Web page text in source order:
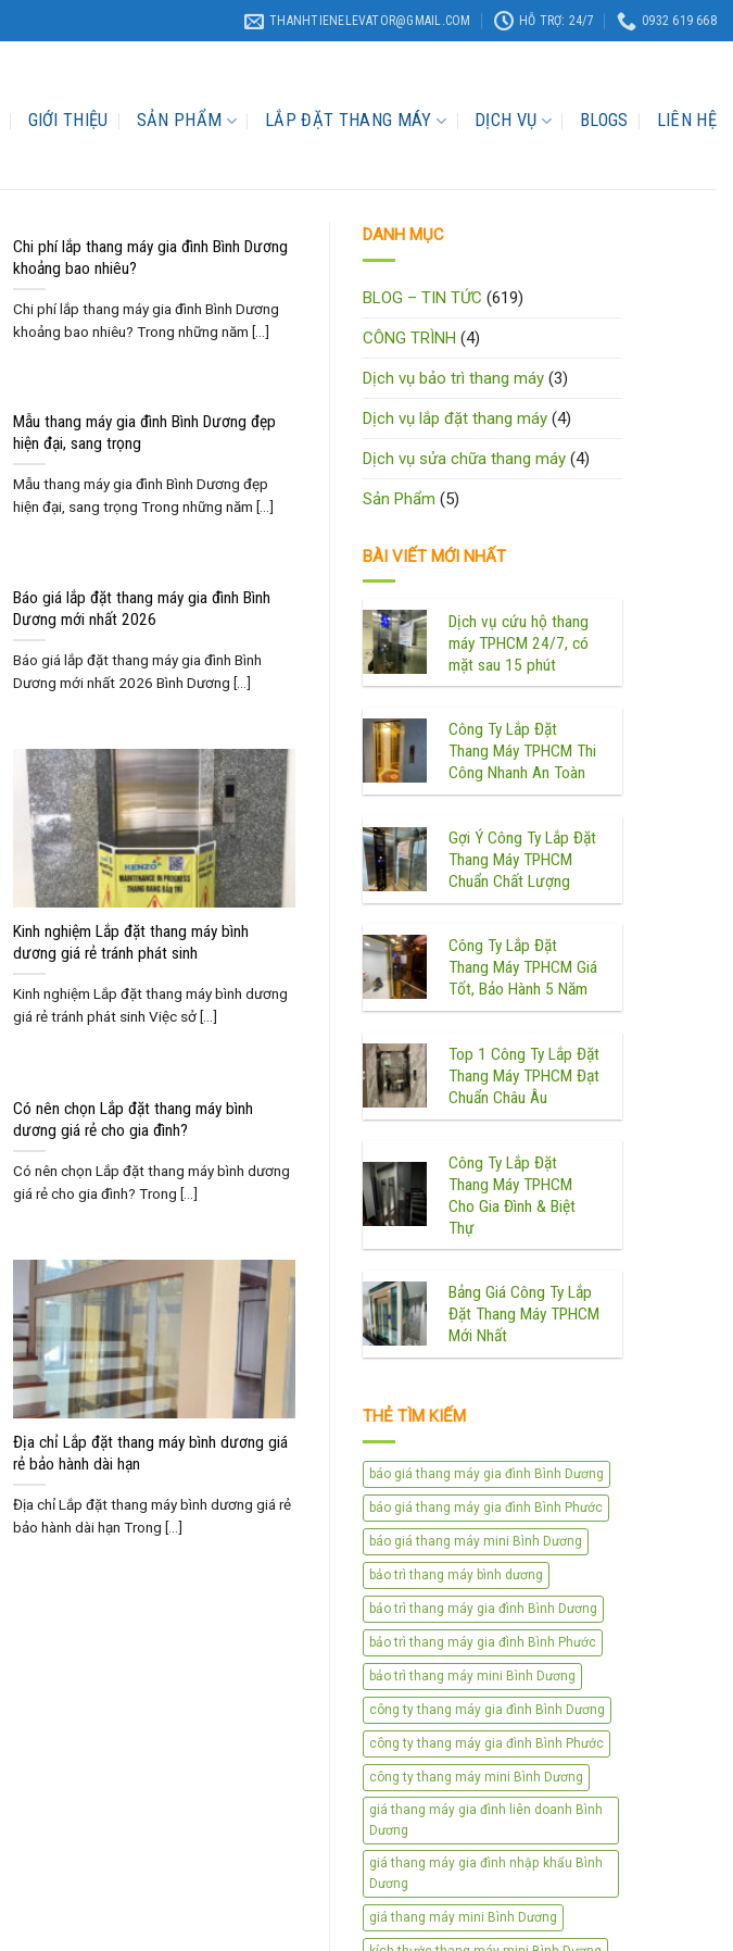
THANHTIENELEVATOR@GMAIL.COM HỖ TRỢ: 24/7 0932 619 668
GIỚI THIỆU SẢN PHẨM LẮP ĐẶT THANG MÁY DỊCH VỤ BLOGS LIÊN HỆ
Chi phí lắp thang máy gia đình Bình Dương
khoảng bao nhiêu?
Chi phí lắp thang máy gia đình Bình Dương
khoảng bao nhiêu? Trong những năm [...]
Mẫu thang máy gia đình Bình Dương đẹp
hiện đại, sang trọng
Mẫu thang máy gia đình Bình Dương đẹp
hiện đại, sang trọng Trong những năm [...]
Báo giá lắp đặt thang máy gia đình Bình
Dương mới nhất 2026
Báo giá lắp đặt thang máy gia đình Bình
Dương mới nhất 2026 Bình Dương [...]
Kinh nghiệm Lắp đặt thang máy bình
dương giá rẻ tránh phát sinh
Kinh nghiệm Lắp đặt thang máy bình dương
giá rẻ tránh phát sinh Việc sở [...]
Có nên chọn Lắp đặt thang máy bình
dương giá rẻ cho gia đình?
Có nên chọn Lắp đặt thang máy bình dương
giá rẻ cho gia đình? Trong [...]
Địa chỉ Lắp đặt thang máy bình dương giá
rẻ bảo hành dài hạn
Địa chỉ Lắp đặt thang máy bình dương giá rẻ
bảo hành dài hạn Trong [...]
DANH MỤC
BLOG – TIN TỨC (619)
CÔNG TRÌNH (4)
Dịch vụ bảo trì thang máy (3)
Dịch vụ lắp đặt thang máy (4)
Dịch vụ sửa chữa thang máy (4)
Sản Phẩm (5)
BÀI VIẾT MỚI NHẤT
Dịch vụ cứu hộ thang
máy TPHCM 24/7, có
mặt sau 15 phút
Công Ty Lắp Đặt
Thang Máy TPHCM Thi
Công Nhanh An Toàn
Gợi Ý Công Ty Lắp Đặt
Thang Máy TPHCM
Chuẩn Chất Lượng
Công Ty Lắp Đặt
Thang Máy TPHCM Giá
Tốt, Bảo Hành 5 Năm
Top 1 Công Ty Lắp Đặt
Thang Máy TPHCM Đạt
Chuẩn Châu Âu
Công Ty Lắp Đặt
Thang Máy TPHCM
Cho Gia Đình & Biệt
Thự
Bảng Giá Công Ty Lắp
Đặt Thang Máy TPHCM
Mới Nhất
THẺ TÌM KIẾM
báo giá thang máy gia đình Bình Dương
báo giá thang máy gia đình Bình Phước
báo giá thang máy mini Bình Dương
bảo trì thang máy bình dương
bảo trì thang máy gia đình Bình Dương
bảo trì thang máy gia đình Bình Phước
bảo trì thang máy mini Bình Dương
công ty thang máy gia đình Bình Dương
công ty thang máy gia đình Bình Phước
công ty thang máy mini Bình Dương
giá thang máy gia đình liên doanh Bình
Dương
giá thang máy gia đình nhập khẩu Bình
Dương
giá thang máy mini Bình Dương